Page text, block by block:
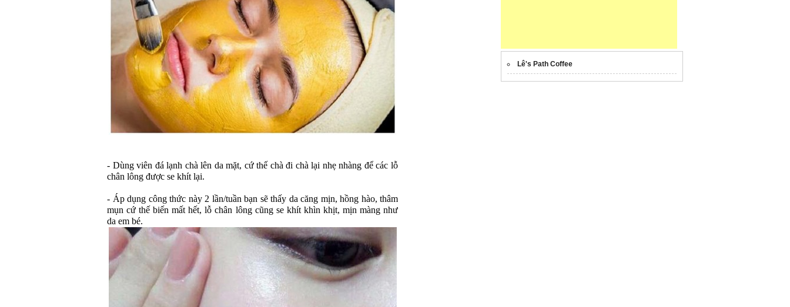
- Dùng viên đá lạnh chà lên da mặt, cứ thế chà đi chà lại nhẹ nhàng để các lỗ
chân lông được se khít lại.
- Áp dụng công thức này 2 lần/tuần bạn sẽ thấy da căng mịn, hồng hào, thâm
mụn cứ thế biến mất hết, lỗ chân lông cũng se khít khìn khịt, mịn màng như
da em bé.
Lê's Path Coffee